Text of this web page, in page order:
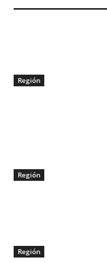
Región
Región
Región